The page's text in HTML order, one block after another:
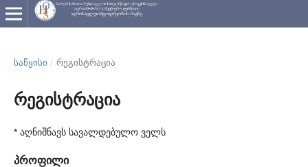
ᲡᲐᲬᲧᲘᲡᲘ / რეგისტრაცია
რეგისტრაცია
* აღნიშნავს სავალდებულო ველს
პროფილი